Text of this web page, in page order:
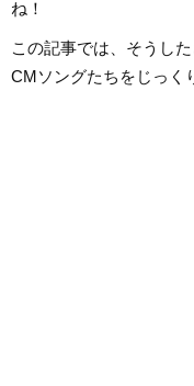
ね！
この記事では、そうし
CMソングたちをじっく